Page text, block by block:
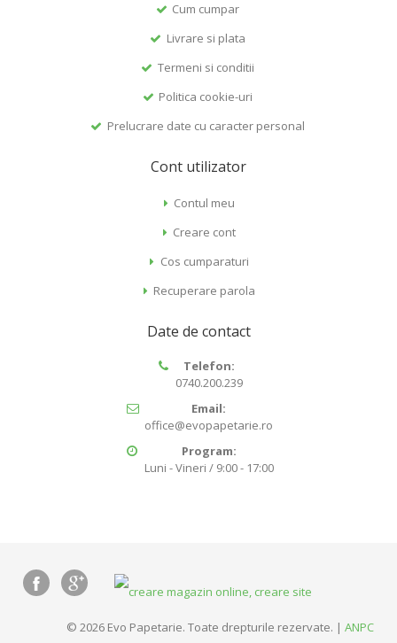
Cum cumpar
Livrare si plata
Termeni si conditii
Politica cookie-uri
Prelucrare date cu caracter personal
Cont utilizator
Contul meu
Creare cont
Cos cumparaturi
Recuperare parola
Date de contact
Telefon:
0740.200.239
Email:
office@evopapetarie.ro
Program:
Luni - Vineri / 9:00 - 17:00
© 2026 Evo Papetarie. Toate drepturile rezervate. | ANPC